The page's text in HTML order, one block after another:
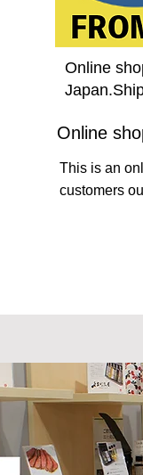
Online
Online
This is an
customers